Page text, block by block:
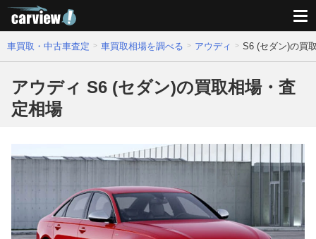
車買取・中古車査定 車買取相場を調べる アウディ S6 (セダン)の買
アウディ S6 (セダン)の買取相場・査
定相場